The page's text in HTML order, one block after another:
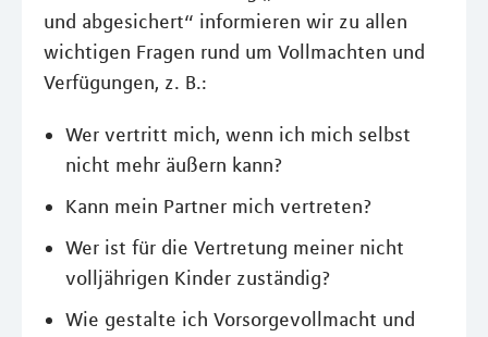
und abgesichert“ informieren wir zu allen
wichtigen Fragen rund um Vollmachten und
Verfügungen, z. B.:
Wer vertritt mich, wenn ich mich selbst
nicht mehr äußern kann?
Kann mein Partner mich vertreten?
Wer ist für die Vertretung meiner nicht
volljährigen Kinder zuständig?
Wie gestalte ich Vorsorgevollmacht und